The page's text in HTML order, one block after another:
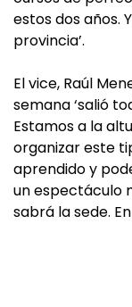
estos dos años.
provincia’.
El vice, Raúl
semana ‘salió
Estamos a la
organizar este
aprendido y
un espectáculo
sabrá la sede.